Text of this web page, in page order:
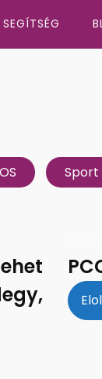
SEGÍTSÉG
Sport